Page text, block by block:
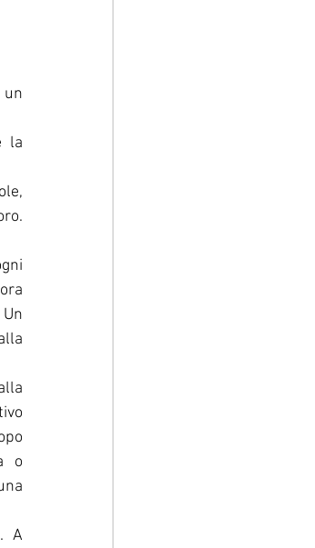
un
la
o
A